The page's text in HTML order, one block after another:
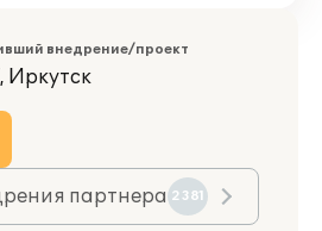
внедрение/проект
Иркутск
партнера 2381